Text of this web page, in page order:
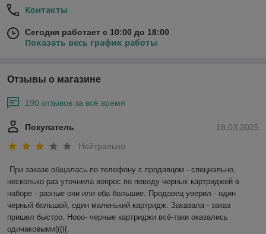
Контакты
Сегодня работает с 10:00 до 18:00
Показать весь график работы
Отзывы о магазине
190 отзывов за всё время
18.03.2025
Покупатель
Нейтрально
При заказе общалась по телефону с продавцом - специально,
несколько раз уточнила вопрос по поводу черных картриджей в
наборе - разные они или оба большие. Продавец уверил - один
черный большой, один маленький картридж. Заказала - заказ
пришел быстро. Нооо- черные картриджи всё-таки оказались
одинаковыми(((((.